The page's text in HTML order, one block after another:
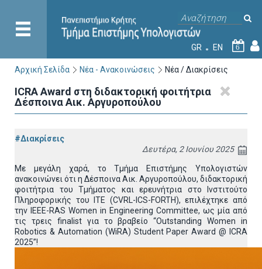
GR EN 6
Αρχική Σελίδα Νέα - Ανακοινώσεις Νέα / Διακρίσεις
ICRA Award στη διδακτορική φοιτήτρια
Δέσποινα Αικ. Αργυροπούλου
#Διακρίσεις
Δευτέρα, 2 Ιουνίου 2025
Με μεγάλη χαρά, το Τμήμα Επιστήμης Υπολογιστών
ανακοινώνει ότι η Δέσποινα Αικ. Αργυροπούλου, διδακτορική
φοιτήτρια του Τμήματος και ερευνήτρια στο Ινστιτούτο
Πληροφορικής του ΙΤΕ (CVRL-ICS-FORTH), επιλέχτηκε από
την IEEE-RAS Women in Engineering Committee, ως μία από
τις τρεις finalist για το βραβείο “Outstanding Women in
Robotics & Automation (WiRA) Student Paper Award @ ICRA
2025”!